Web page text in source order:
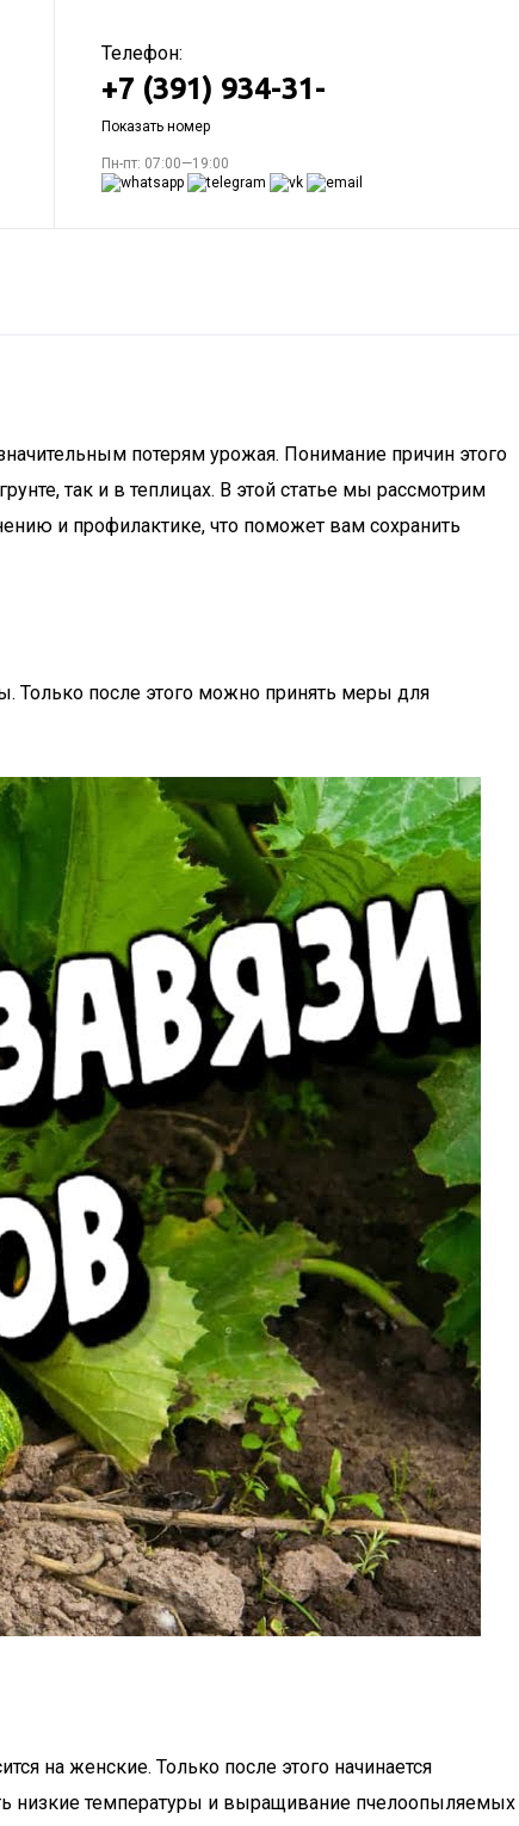
Телефон:
+7 (391) 934-31-
Показать номер
Пн-пт: 07:00—19:00
потерям урожая. Понимание причин этого
так и в теплицах. В этой статье мы рассмотрим
и профилактике, что поможет вам сохранить
Только после этого можно принять меры для
на женские. Только после этого начинается
низкие температуры и выращивание пчелоопыляемых